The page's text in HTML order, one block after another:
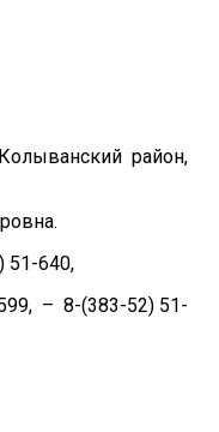
район,
51-640,
– 8-(383-52) 51-